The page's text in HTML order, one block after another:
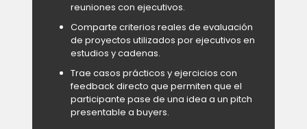
reuniones con ejecutivos.
Comparte criterios reales de evaluación
de proyectos utilizados por ejecutivos en
estudios y cadenas.
Trae casos prácticos y ejercicios con
feedback directo que permiten que el
participante pase de una idea a un pitch
presentable a buyers.